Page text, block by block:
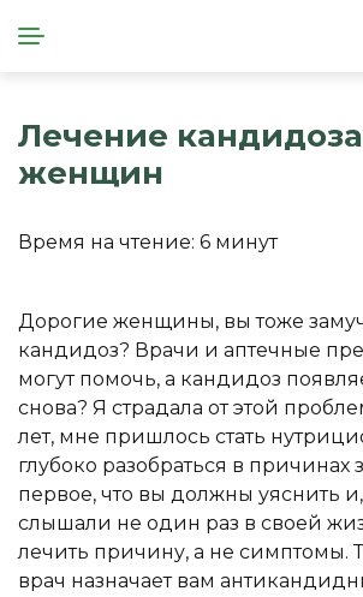
Лечение
женщин
Время на чтение: 6 минут
Дорогие женщины, вы тоже
кандидоз? Врачи и аптечные
могут помочь, а кандидоз
снова? Я страдала от этой
лет, мне пришлось стать
глубоко разобраться в причинах
первое, что вы должны уяснить
слышали не один раз в своей
лечить причину, а не симптомы.
врач назначает вам